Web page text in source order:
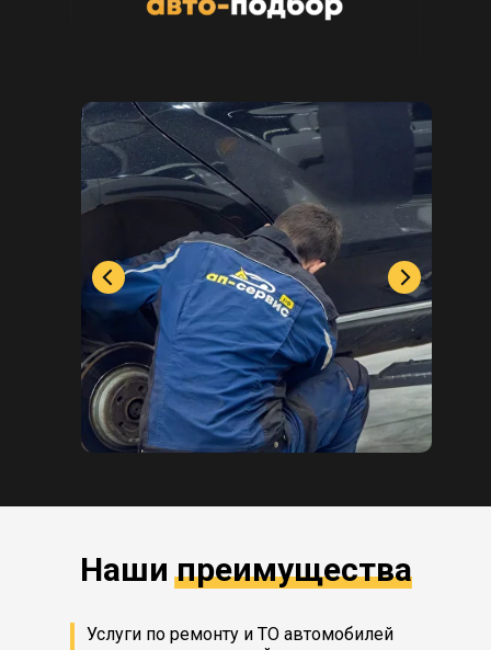
Наши преимущества
Услуги по ремонту и ТО автомобилей